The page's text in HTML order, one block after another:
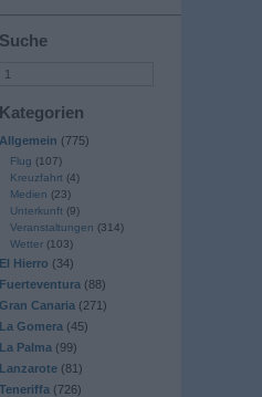
Suche
Kategorien
Allgemein (775)
Flug (107)
Kreuzfahrt (4)
Medien (23)
Unterkunft (9)
Veranstaltungen (314)
Wetter(103)
El Hierro (34)
Fuerteventura (88)
Gran Canaria (271)
La Gomera (45)
La Palma (99)
Lanzarote(81)
Teneriffa (726)